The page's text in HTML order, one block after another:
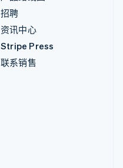
招聘
资讯中心
Stripe Press
联系销售